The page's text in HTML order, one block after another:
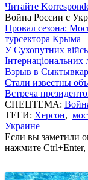
Читайте
Война России с
Провал сезона:
турсектора Крыма
У Сухопутних
Інтернаціональних
Взрыв в
Стали известны
Встреча
СПЕЦТЕМА:
ТЕГИ: Херсон,
Украине
Если вы заметили
нажмите Ctrl+Enter,